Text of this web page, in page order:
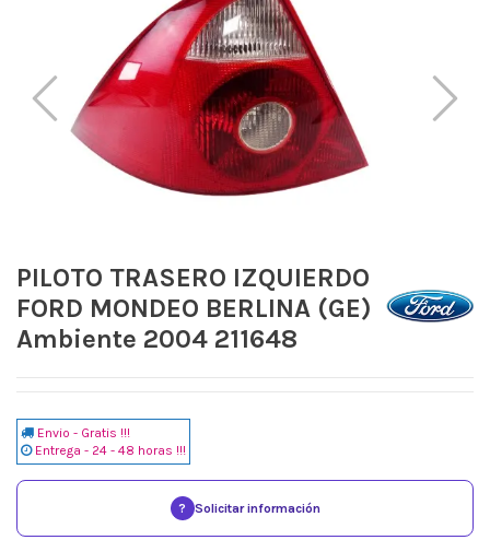
PILOTO TRASERO IZQUIERDO
FORD MONDEO BERLINA (GE)
Ambiente 2004 211648
Envio - Gratis !!!
Entrega - 24 - 48 horas !!!
? Solicitar información